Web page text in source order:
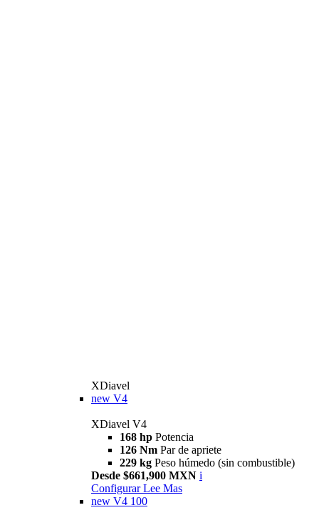
XDiavel
new V4
XDiavel V4
168 hp Potencia
126 Nm Par de apriete
229 kg Peso húmedo (sin combustible)
Desde $661,900 MXN i
Configurar Lee Mas
new V4 100